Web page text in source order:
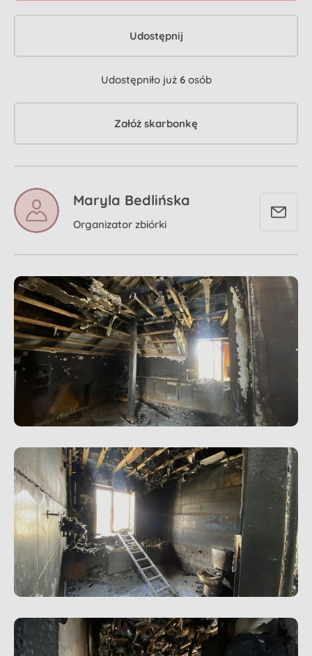
Udostępnij
Udostępniło już 6osób
Załóż skarbonkę
Maryla Bedlińska
Organizator zbiórki